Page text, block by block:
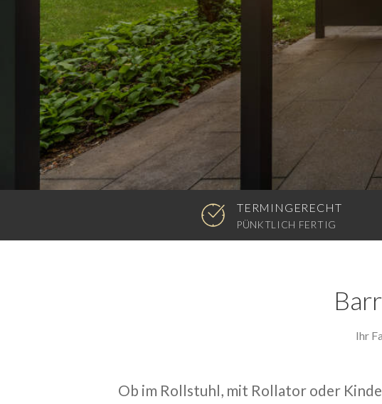
TERMINGERECHT
PÜNKTLICH FERTIG
Ihr
Ob im Rollstuhl, mit Rollator oder